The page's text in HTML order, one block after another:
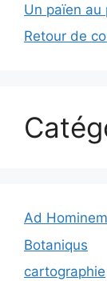
Un païen au
Retour de
Ad Hominem
Botaniqus
cartographie